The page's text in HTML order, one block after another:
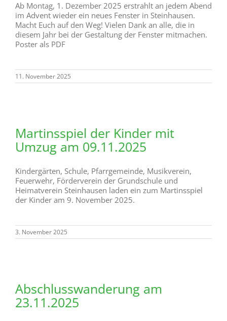
Ab Montag, 1. Dezember 2025 erstrahlt an jedem Abend
im Advent wieder ein neues Fenster in Steinhausen.
Macht Euch auf den Weg! Vielen Dank an alle, die in
diesem Jahr bei der Gestaltung der Fenster mitmachen.
Poster als PDF
11. November 2025
Martinsspiel der Kinder mit
Umzug am 09.11.2025
Kindergärten, Schule, Pfarrgemeinde, Musikverein,
Feuerwehr, Förderverein der Grundschule und
Heimatverein Steinhausen laden ein zum Martinsspiel
der Kinder am 9. November 2025.
3. November 2025
Abschlusswanderung am
23.11.2025